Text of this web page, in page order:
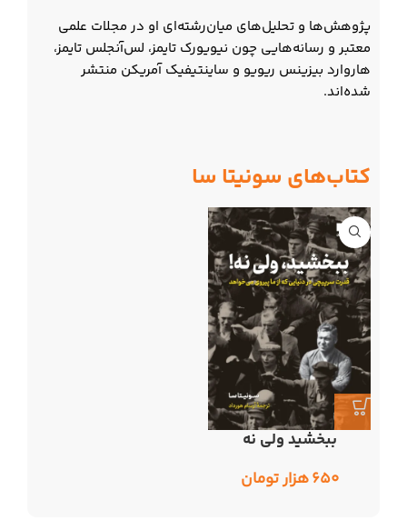
پژوهش‌ها و تحلیل‌های میان‌رشته‌ای او در مجلات علمی
معتبر و رسانه‌هایی چون نیویورک تایمز، لس‌آنجلس تایمز،
هاروارد بیزینس ریویو و ساینتیفیک آمریکن منتشر
شده‌اند.
کتاب‌های سونیتا سا
ببخشید ولی نه
۶۵۰هزار تومان